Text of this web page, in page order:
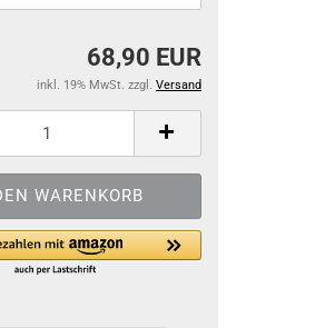
68,90 EUR
inkl. 19% MwSt. zzgl. Versand